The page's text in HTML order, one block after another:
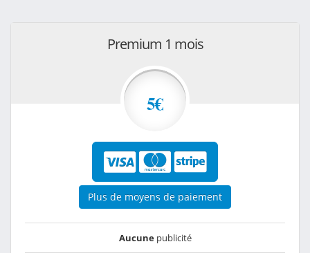
Premium 1 mois
5€
Plus de moyens de paiement
Aucunepublicité